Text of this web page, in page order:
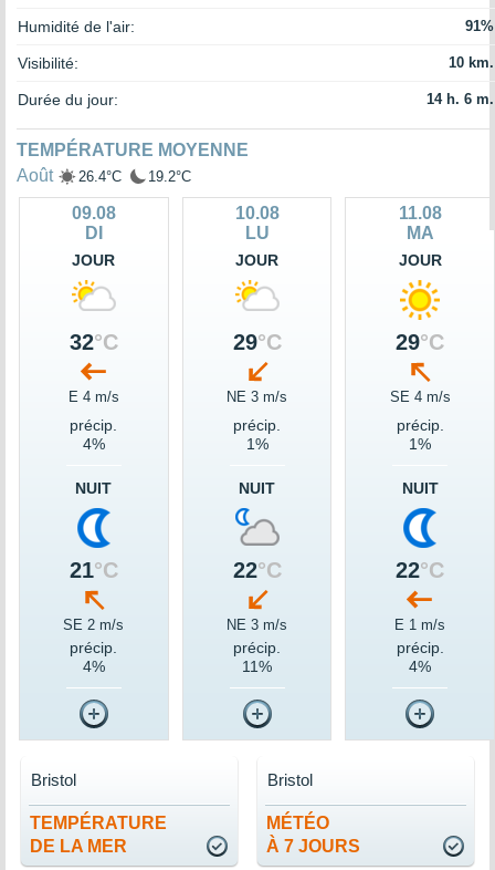
Humidité de l'air: 91%
Visibilité: 10 km.
Durée du jour: 14 h. 6 m.
TEMPÉRATURE MOYENNE
Août
26.4°C 19.2°C
09.08
DI
JOUR
32°C
E 4 m/s
précip.
4%
NUIT
21°C
SE 2 m/s
précip.
4%
10.08
LU
JOUR
29°C
NE 3 m/s
précip.
1%
NUIT
22°C
NE 3 m/s
précip.
11%
11.08
MA
JOUR
29°C
SE 4 m/s
précip.
1%
NUIT
22°C
E 1 m/s
précip.
4%
TEMPÉRATURE
DE LA MER
Bristol
MÉTÉO
À 7 JOURS
Bristol